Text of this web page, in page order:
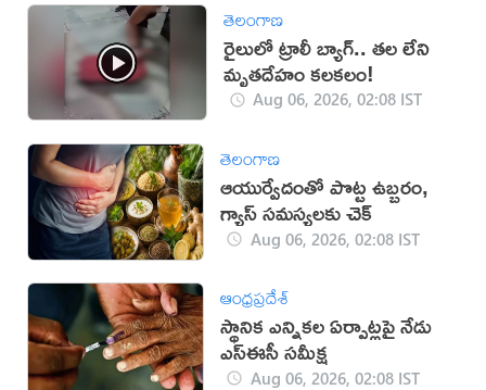
తెలంగాణ
రైలులో ట్రాలీ బ్యాగ్.. తల లేని
మృతదేహం కలకలం!
Aug 06, 2026, 02:08 IST
తెలంగాణ
ఆయుర్వేదంతో పొట్ట ఉబ్బరం,
గ్యాస్ సమస్యలకు చెక్
Aug 06, 2026, 02:08 IST
ఆంధ్రప్రదేశ్
స్థానిక ఎన్నికల ఏర్పాట్లపై నేడు
ఎస్ఈసీ సమీక్ష
Aug 06, 2026, 02:08 IST